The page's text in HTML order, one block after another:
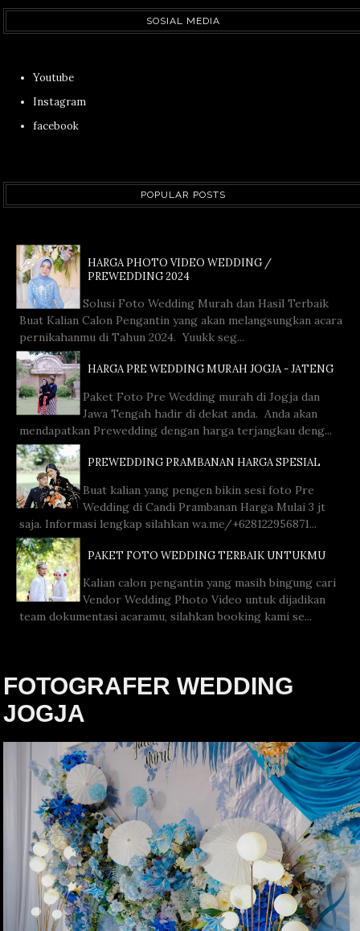
SOSIAL MEDIA
Youtube
Instagram
facebook
POPULAR POSTS
HARGA PHOTO VIDEO WEDDING /
PREWEDDING 2024
Solusi Foto Wedding Murah dan Hasil Terbaik
Buat Kalian Calon Pengantin yang akan melangsungkan acara
pernikahanmu di Tahun 2024. Yuukk seg...
HARGA PRE WEDDING MURAH JOGJA - JATENG
Paket Foto Pre Wedding murah di Jogja dan
Jawa Tengah hadir di dekat anda. Anda akan
mendapatkan Prewedding dengan harga terjangkau deng...
PREWEDDING PRAMBANAN HARGA SPESIAL
Buat kalian yang pengen bikin sesi foto Pre
Wedding di Candi Prambanan Harga Mulai 3 jt
saja. Informasi lengkap silahkan wa.me/+628122956871...
PAKET FOTO WEDDING TERBAIK UNTUKMU
Kalian calon pengantin yang masih bingung cari
Vendor Wedding Photo Video untuk dijadikan
team dokumentasi acaramu, silahkan booking kami se...
FOTOGRAFER WEDDING
JOGJA